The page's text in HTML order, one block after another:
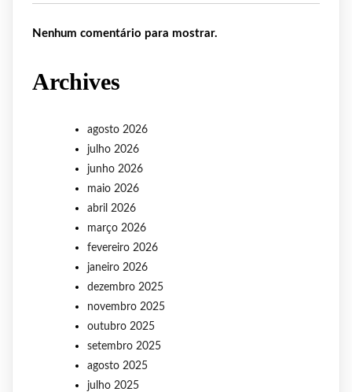
Nenhum comentário para mostrar.
Archives
agosto 2026
julho 2026
junho 2026
maio 2026
abril 2026
março 2026
fevereiro 2026
janeiro 2026
dezembro 2025
novembro 2025
outubro 2025
setembro 2025
agosto 2025
julho 2025